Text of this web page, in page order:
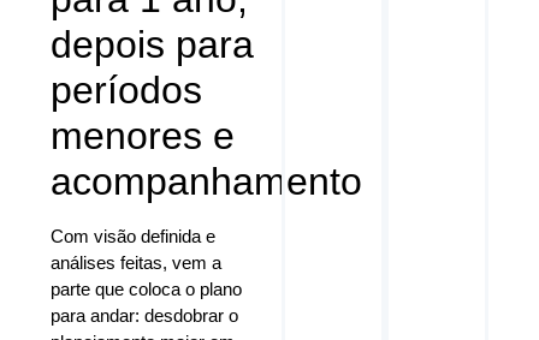
depois para
períodos
menores e
acompanhamento
Com visão definida e
análises feitas, vem a
parte que coloca o plano
para andar: desdobrar o